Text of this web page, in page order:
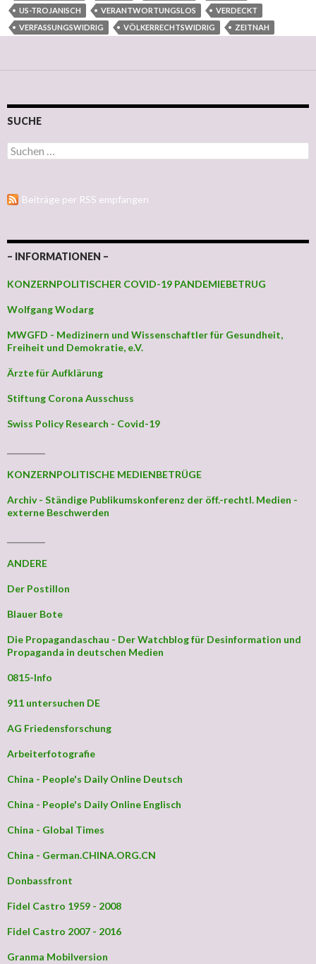
US-TROJANISCH VERANTWORTUNGSLOS
VERDECKT
VERFASSUNGSWIDRIG
VÖLKERRECHTSWIDRIG ZEITNAH
SUCHE
Suchen nach:
Beiträge per RSS empfangen
– INFORMATIONEN –
KONZERNPOLITISCHER COVID-19 PANDEMIEBETRUG
Wolfgang Wodarg
MWGFD - Medizinern und Wissenschaftler für Gesundheit,
Freiheit und Demokratie, e.V.
Ärzte für Aufklärung
Stiftung Corona Ausschuss
Swiss Policy Research - Covid-19
KONZERNPOLITISCHE MEDIENBETRÜGE
Archiv - Ständige Publikumskonferenz der öff.-rechtl. Medien -
externe Beschwerden
ANDERE
Der Postillon
Blauer Bote
Die Propagandaschau - Der Watchblog für Desinformation und
Propaganda in deutschen Medien
0815-Info
911 untersuchen DE
AG Friedensforschung
Arbeiterfotografie
China - People's Daily Online Deutsch
China - People's Daily Online Englisch
China - Global Times
China - German.CHINA.ORG.CN
Donbassfront
Fidel Castro 1959 - 2008
Fidel Castro 2007 - 2016
Granma Mobilversion